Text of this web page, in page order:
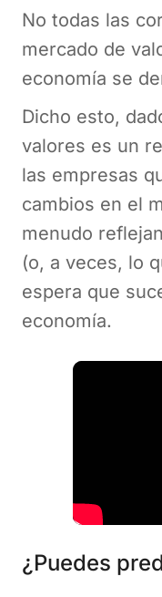
No todas las
mercado de
economía se
Dicho esto,
valores es un
las empresas
cambios en el
menudo
(o, a veces, lo
espera que
economía.
¿Puedes